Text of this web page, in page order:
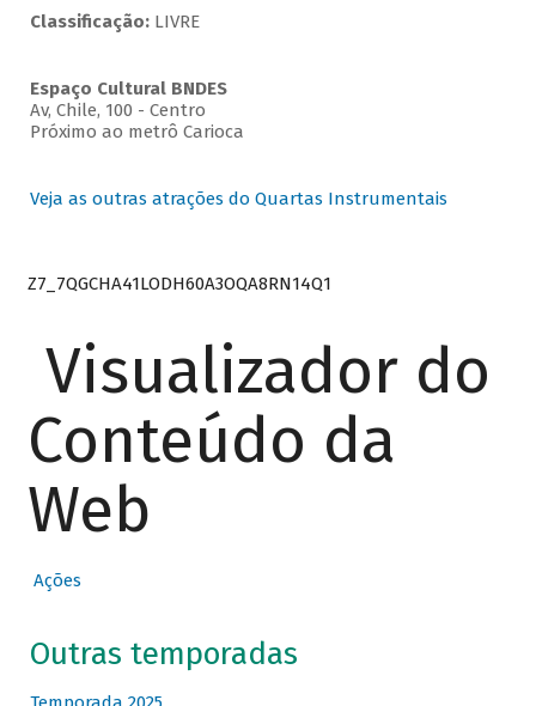
Classificação:LIVRE
Espaço Cultural BNDES
Av, Chile, 100 - Centro
Próximo ao metrô Carioca
Veja as outras atrações do Quartas Instrumentais
Z7_7QGCHA41LODH60A3OQA8RN14Q1
Visualizador do
Conteúdo da
Web
Ações
Outras temporadas